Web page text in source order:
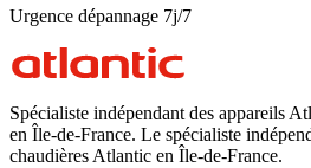
Urgence dépannage 7j/7
Spécialiste indépendant des appareils
en Île-de-France. Le spécialiste
chaudières Atlantic en Île-de-France.